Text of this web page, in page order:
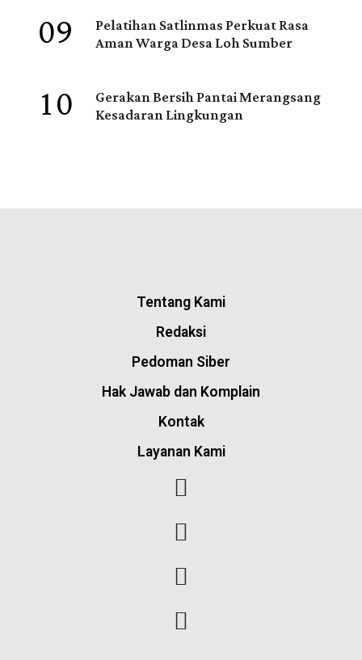
09 Pelatihan Satlinmas Perkuat Rasa
Aman Warga Desa Loh Sumber
10 Gerakan Bersih Pantai Merangsang
Kesadaran Lingkungan
Tentang Kami
Redaksi
Pedoman Siber
Hak Jawab dan Komplain
Kontak
Layanan Kami